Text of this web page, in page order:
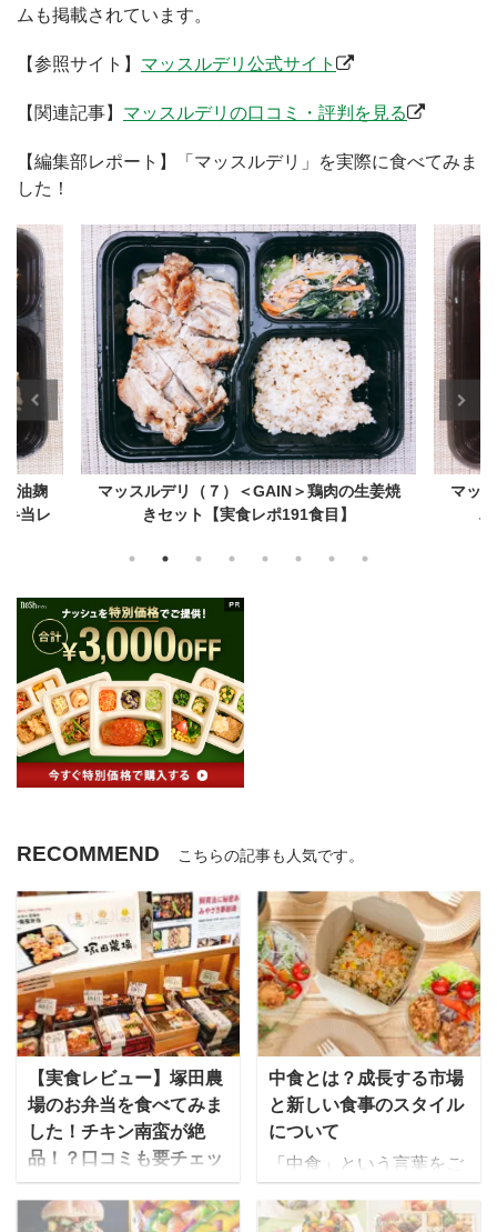
ムも掲載されています。
【参照サイト】 マッスルデリ公式サイト
【関連記事】 マッスルデリの口コミ・評判を見る
【編集部レポート】「マッスルデリ」を実際に食べてみま
した！
姜焼
マッスルデリ（６）＜GAIN＞鶏肉豆腐ハン
バーグセット【実食レポ190食目】
マッ
ス
RECOMMEND こちらの記事も人気です。
【実食レビュー】塚田農
場のお弁当を食べてみま
した！チキン南蛮が絶
品！？口コミも要チェッ
ク！
塚田農場は株式会社エ
中食とは？成長する市場
と新しい食事のスタイル
について
「中食」という言葉をご
スなどでも取り上げられ